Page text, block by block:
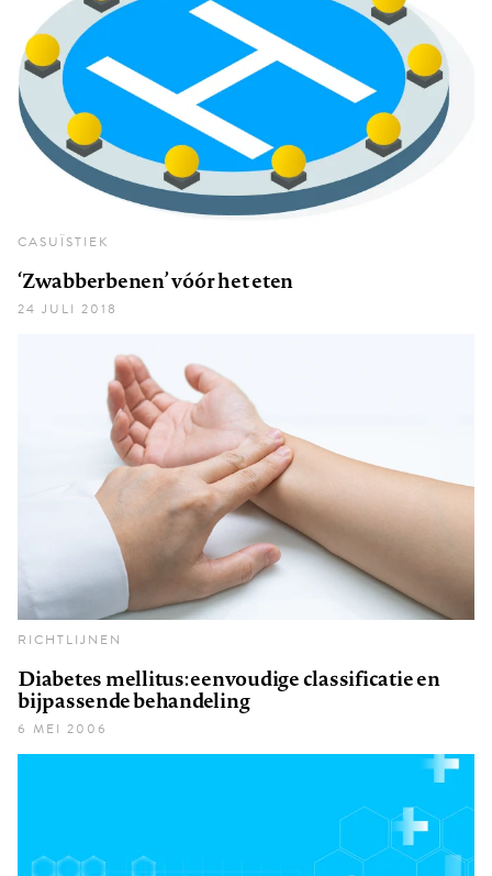
CASUÏSTIEK
‘Zwabberbenen’ vóór het eten
24 JULI 2018
RICHTLIJNEN
Diabetes mellitus: eenvoudige classificatie en
bijpassende behandeling
6 MEI 2006